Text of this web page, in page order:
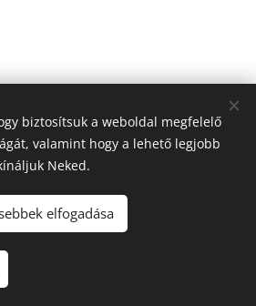
Minden jogfenntartva
biztosítsuk a weboldal megfelelő
valamint hogy a lehető legjobb
Neked.
elfogadása